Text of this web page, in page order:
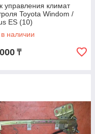
управления климат
Toyota Windom /
ES (10)
наличии
₸